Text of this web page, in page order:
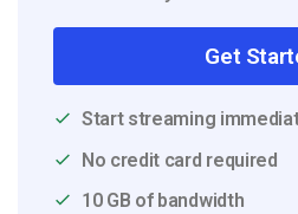
Get
Start streaming
No credit card required
10 GB of bandwidth